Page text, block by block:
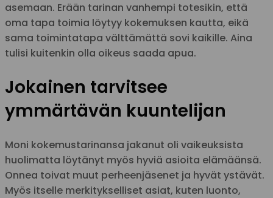
asemaan. Erään tarinan vanhempi totesikin, että
oma tapa toimia löytyy kokemuksen kautta, eikä
sama toimintatapa välttämättä sovi kaikille. Aina
tulisi kuitenkin olla oikeus saada apua.
Jokainen tarvitsee
ymmärtävän kuuntelijan
Moni kokemustarinansa jakanut oli vaikeuksista
huolimatta löytänyt myös hyviä asioita elämäänsä.
Onnea toivat muut perheenjäsenet ja hyvät ystävät.
Myös itselle merkitykselliset asiat, kuten luonto,